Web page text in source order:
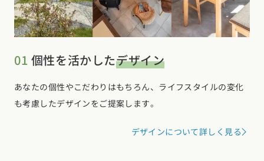
01 個性を活かしたデザイン
あなたの個性やこだわりはもちろん、ライフスタイルの変化
も考慮したデザインをご提案します。
デザインについて詳しく見る